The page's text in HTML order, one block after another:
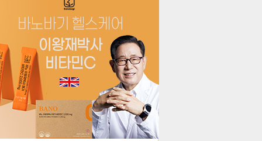
더보기
포토